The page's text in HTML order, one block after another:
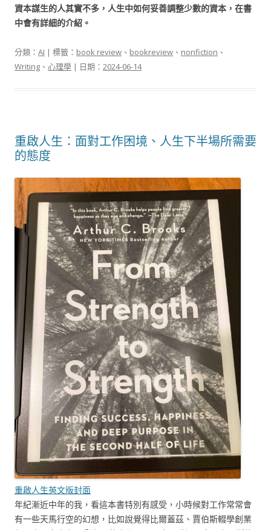
資本謀生的人其實不多，人生中如何妥善調整少數的資本，在書
中會有詳細的介紹。
分類： AI | 標籤： book review 、 bookreview 、 nonfiction 、
Writing 、 心理學 | 日期： 2024-06-14
重啟人生：面對工作困境、人生下半場所需要
的態度
重啟人生英文版封面
年紀漸近中年的我，看這本書特別有感受，小時候對工作常常會
有一些天馬行空的幻想，比如說覺得比爾蓋茲、賈伯斯輟學創業